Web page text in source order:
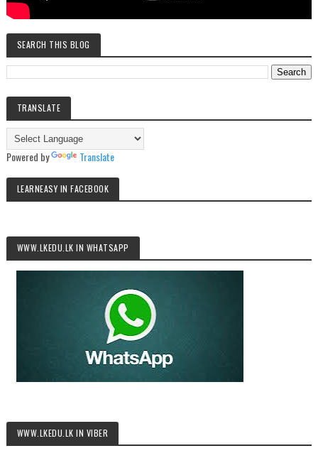
SEARCH THIS BLOG
TRANSLATE
Powered by Translate
LEARNEASY IN FACEBOOK
WWW.LKEDU.LK IN WHATSAPP
WWW.LKEDU.LK IN VIBER